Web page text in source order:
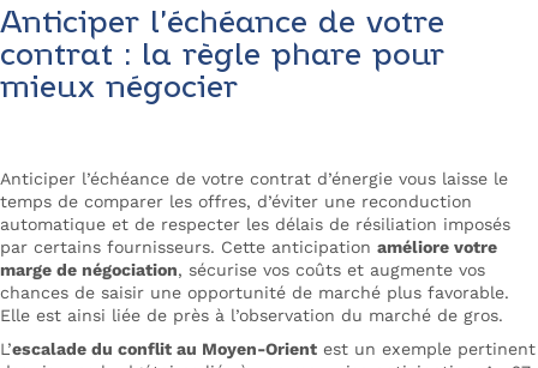
Anticiper l’échéance de votre
contrat : la règle phare pour
mieux négocier
Anticiper l’échéance de votre contrat d’énergie vous laisse le
temps de comparer les offres, d’éviter une reconduction
automatique et de respecter les délais de résiliation imposés
par certains fournisseurs. Cette anticipation améliore votre
marge de négociation, sécurise vos coûts et augmente vos
chances de saisir une opportunité de marché plus favorable.
Elle est ainsi liée de près à l’observation du marché de gros.
L’escalade du conflit au Moyen-Orient est un exemple pertinent